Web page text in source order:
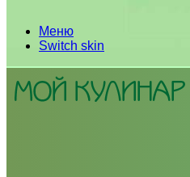
Меню
Switch skin